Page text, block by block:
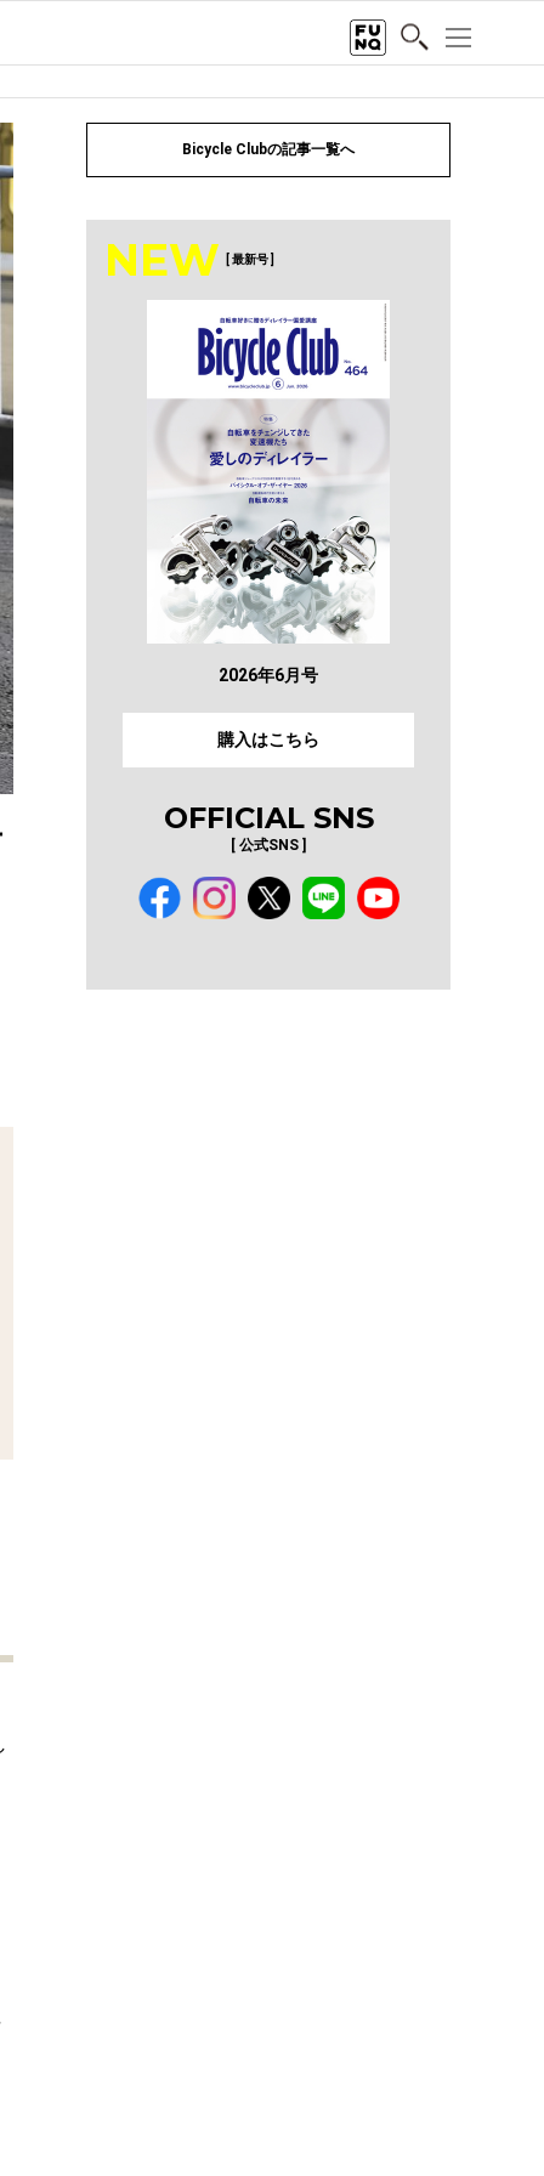
Bicycle Clubの記事一覧へ
NEW [ 最新号 ]
2026年6月号
購入はこちら
OFFICIAL SNS
[ 公式SNS ]